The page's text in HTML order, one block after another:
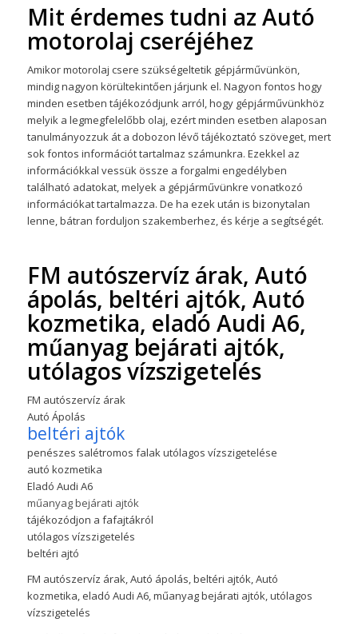
Mit érdemes tudni az Autó
motorolaj cseréjéhez
Amikor motorolaj csere szükségeltetik gépjárművünkön,
mindig nagyon körültekintően járjunk el. Nagyon fontos hogy
minden esetben tájékozódjunk arról, hogy gépjárművünkhöz
melyik a legmegfelelőbb olaj, ezért minden esetben alaposan
tanulmányozzuk át a dobozon lévő tájékoztató szöveget, mert
sok fontos információt tartalmaz számunkra. Ezekkel az
információkkal vessük össze a forgalmi engedélyben
található adatokat, melyek a gépjárművünkre vonatkozó
információkat tartalmazza. De ha ezek után is bizonytalan
lenne, bátran forduljon szakemberhez, és kérje a segítségét.
FM autószervíz árak, Autó
ápolás, beltéri ajtók, Autó
kozmetika, eladó Audi A6,
műanyag bejárati ajtók,
utólagos vízszigetelés
FM autószervíz árak
Autó Ápolás
beltéri ajtók
penészes salétromos falak utólagos vízszigetelése
autó kozmetika
Eladó Audi A6
műanyag bejárati ajtók
tájékozódjon a fafajtákról
utólagos vízszigetelés
beltéri ajtó
FM autószervíz árak, Autó ápolás, beltéri ajtók, Autó
kozmetika, eladó Audi A6, műanyag bejárati ajtók, utólagos
vízszigetelés